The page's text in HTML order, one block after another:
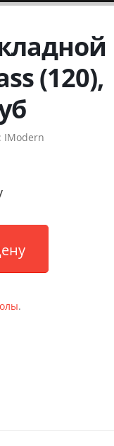
(120),
IModern
.